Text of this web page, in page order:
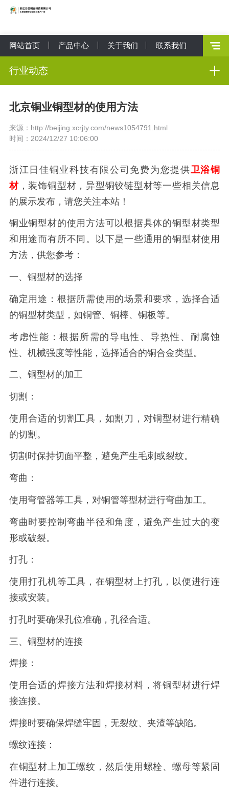
网站首页 产品中心 关于我们 联系我们
行业动态
北京铜业铜型材的使用方法
来源：http://beijing.xcrjty.com/news1054791.html
时间：2024/12/27 10:06:00
浙江日佳铜业科技有限公司免费为您提供卫浴铜
材，装饰铜型材，异型铜铰链型材等一些相关信息
的展示发布，请您关注本站！
铜业铜型材的使用方法可以根据具体的铜型材类型
和用途而有所不同。以下是一些通用的铜型材使用
方法，供您参考：
一、铜型材的选择
确定用途：根据所需使用的场景和要求，选择合适
的铜型材类型，如铜管、铜棒、铜板等。
考虑性能：根据所需的导电性、导热性、耐腐蚀
性、机械强度等性能，选择适合的铜合金类型。
二、铜型材的加工
切割：
使用合适的切割工具，如割刀，对铜型材进行精确
的切割。
切割时保持切面平整，避免产生毛刺或裂纹。
弯曲：
使用弯管器等工具，对铜管等型材进行弯曲加工。
弯曲时要控制弯曲半径和角度，避免产生过大的变
形或破裂。
打孔：
使用打孔机等工具，在铜型材上打孔，以便进行连
接或安装。
打孔时要确保孔位准确，孔径合适。
三、铜型材的连接
焊接：
使用合适的焊接方法和焊接材料，将铜型材进行焊
接连接。
焊接时要确保焊缝牢固，无裂纹、夹渣等缺陷。
螺纹连接：
在铜型材上加工螺纹，然后使用螺栓、螺母等紧固
件进行连接。